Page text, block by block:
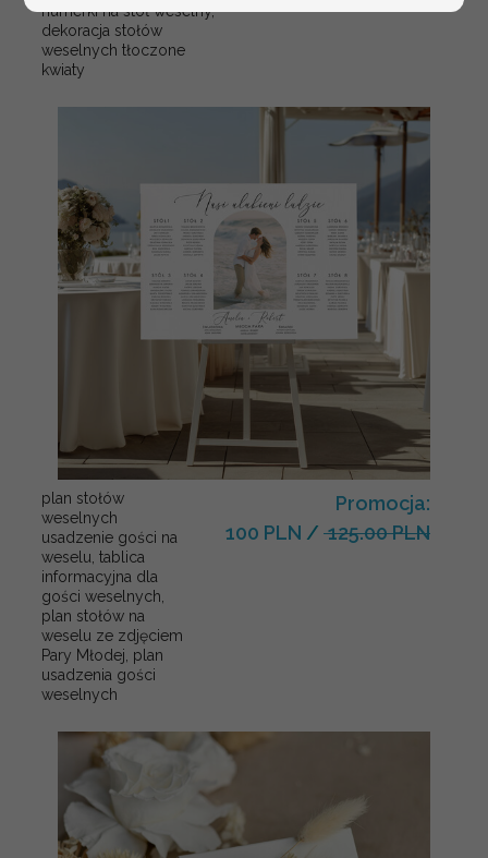
numerki na stół weselny,
dekoracja stołów
weselnych tłoczone
kwiaty
plan stołów
weselnych
usadzenie gości na
weselu, tablica
informacyjna dla
gości weselnych,
plan stołów na
weselu ze zdjęciem
Pary Młodej, plan
usadzenia gości
weselnych
Promocja:
100 PLN / 125.00 PLN